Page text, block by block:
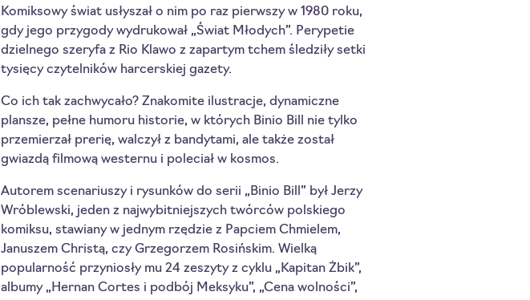
Komiksowy świat usłyszał o nim po raz pierwszy w 1980 roku,
gdy jego przygody wydrukował „Świat Młodych”. Perypetie
dzielnego szeryfa z Rio Klawo z zapartym tchem śledziły setki
tysięcy czytelników harcerskiej gazety.
Co ich tak zachwycało? Znakomite ilustracje, dynamiczne
plansze, pełne humoru historie, w których Binio Bill nie tylko
przemierzał prerię, walczył z bandytami, ale także został
gwiazdą filmową westernu i poleciał w kosmos.
Autorem scenariuszy i rysunków do serii „Binio Bill” był Jerzy
Wróblewski, jeden z najwybitniejszych twórców polskiego
komiksu, stawiany w jednym rzędzie z Papciem Chmielem,
Januszem Christą, czy Grzegorzem Rosińskim. Wielką
popularność przyniosły mu 24 zeszyty z cyklu „Kapitan Żbik”,
albumy „Hernan Cortes i podbój Meksyku”, „Cena wolności”,